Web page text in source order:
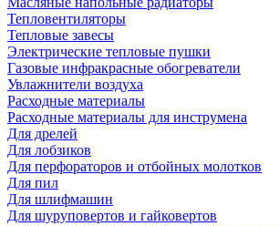
Тепловентиляторы
Тепловые завесы
Электрические тепловые пушки
Газовые инфракрасные обогреватели
Увлажнители воздуха
Расходные материалы
Расходные материалы для инструмена
Для дрелей
Для лобзиков
Для перфораторов и отбойных молотков
Для пил
Для шлифмашин
Для шуруповертов и гайковертов